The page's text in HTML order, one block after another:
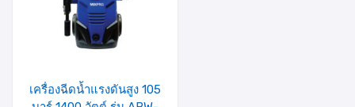
รายการ
สินค้าที่
ชอบ
เครื่องฉีดน้ำแรงดันสูง 105